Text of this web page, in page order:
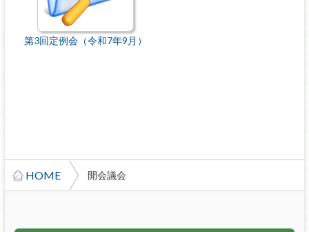
第3回定例会（令和7年9月）
HOME 開会議会